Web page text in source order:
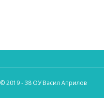
© 2019 - 38 ОУ Васил Априлов